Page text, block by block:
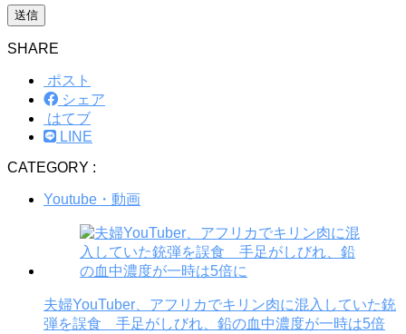
SHARE
ポスト
シェア
はてブ
LINE
CATEGORY :
Youtube・動画
夫婦YouTuber、アフリカでキリン肉に混入していた銃
弾を誤食 手足がしびれ、鉛の血中濃度が一時は5倍